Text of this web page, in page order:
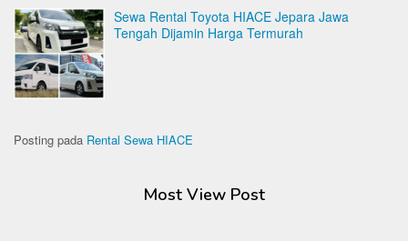
Sewa Rental Toyota HIACE Jepara Jawa
Tengah Dijamin Harga Termurah
Posting pada Rental Sewa HIACE
Most View Post